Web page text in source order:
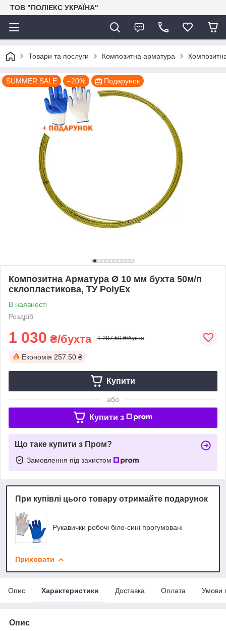
ТОВ "ПОЛІЕКС УКРАЇНА"
Товари та послуги Композитна арматура
SUMMER SALE –20% Подарунок
Композитна Арматура Ø 10 мм бухта 50м/п
склопластикова, ТУ PolyEx
В наявності
Роздріб
1 030 ₴/бухта 1 287,50 ₴/бухта
Економія 257.50 ₴
Купити
або
Купити з
Що таке купити з Пром?
Замовлення під захистом
При купівлі цього товару отримайте подарунок
Рукавички робочі біло-сині прогумовані
Приховати
Опис Характеристики Доставка Оплата Умови
Опис